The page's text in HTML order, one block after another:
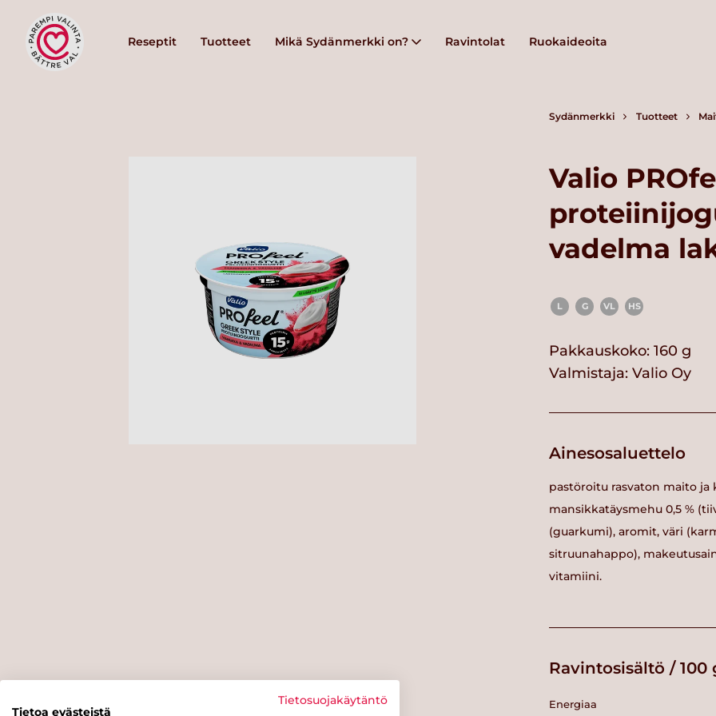
Reseptit Tuotteet Mikä Sydänmerkki on? Ravintolat Ruokaideoita
Sydänmerkki Tuotteet
Valio
vadelma
L G VL HS
Pakkauskoko: 160 g
Valmistaja: Valio Oy
Ainesosaluettelo
pastöroitu rasvaton maito ja
mansikkatäysmehu 0,5 %
(guarkumi), aromit, väri
sitruunahappo),
vitamiini.
Ravintosisältö / 100
Energiaa
Tietosuojakäytäntö
Tietoa evästeistä